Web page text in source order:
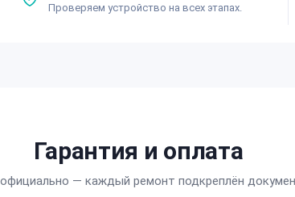
Проверяем устройство на всех этапах.
Гарантия и оплата
— каждый ремонт подкреплён